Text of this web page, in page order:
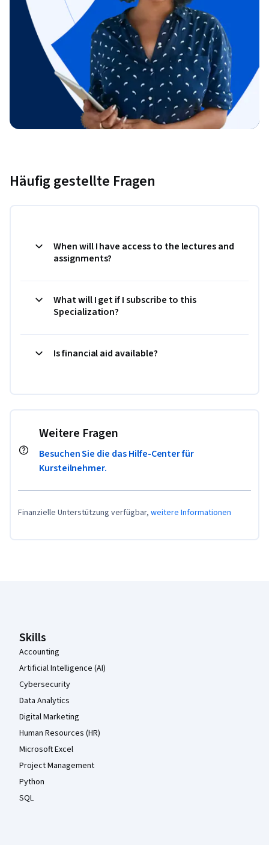
Häufig gestellte Fragen
When will I have access to the lectures and
assignments?
What will I get if I subscribe to this
Specialization?
Is financial aid available?
Weitere Fragen
Besuchen Sie die das Hilfe-Center für
Kursteilnehmer.
Finanzielle Unterstützung verfügbar, weitere Informationen
Skills
Accounting
Artificial Intelligence (AI)
Cybersecurity
Data Analytics
Digital Marketing
Human Resources (HR)
Microsoft Excel
Project Management
Python
SQL